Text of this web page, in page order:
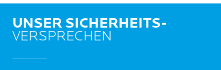
UNSER SICHERHEITS-
VERSPRECHEN